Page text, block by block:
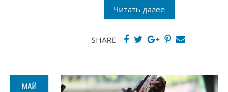
Читать далее
SHARE
МАЙ